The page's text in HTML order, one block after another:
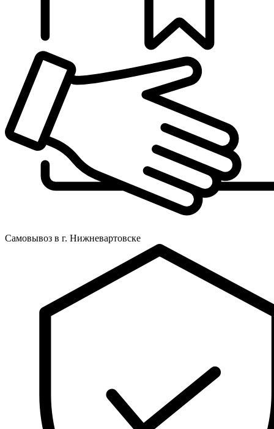
Самовывоз в г. Нижневартовске